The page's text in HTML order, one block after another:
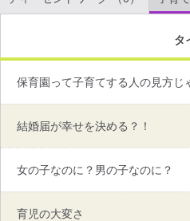
タ
保育園って子育てする人の見方じ
結婚届が幸せを決める？！
女の子なのに？男の子なのに？
育児の大変さ